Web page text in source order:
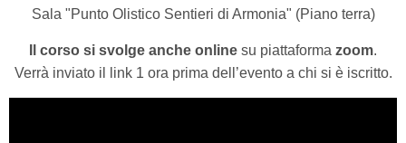
Sala "Punto Olistico Sentieri di Armonia" (Piano terra)
Il corso si svolge anche online su piattaforma zoom.
Verrà inviato il link 1 ora prima dell’evento a chi si è iscritto.